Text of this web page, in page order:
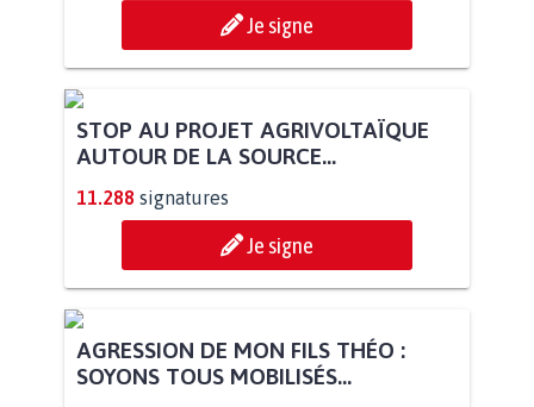
POUR QUE LE CHEVAL OBTIENNE LE
STATUT D'ANIMAL DE...
113.552 signatures
Je signe